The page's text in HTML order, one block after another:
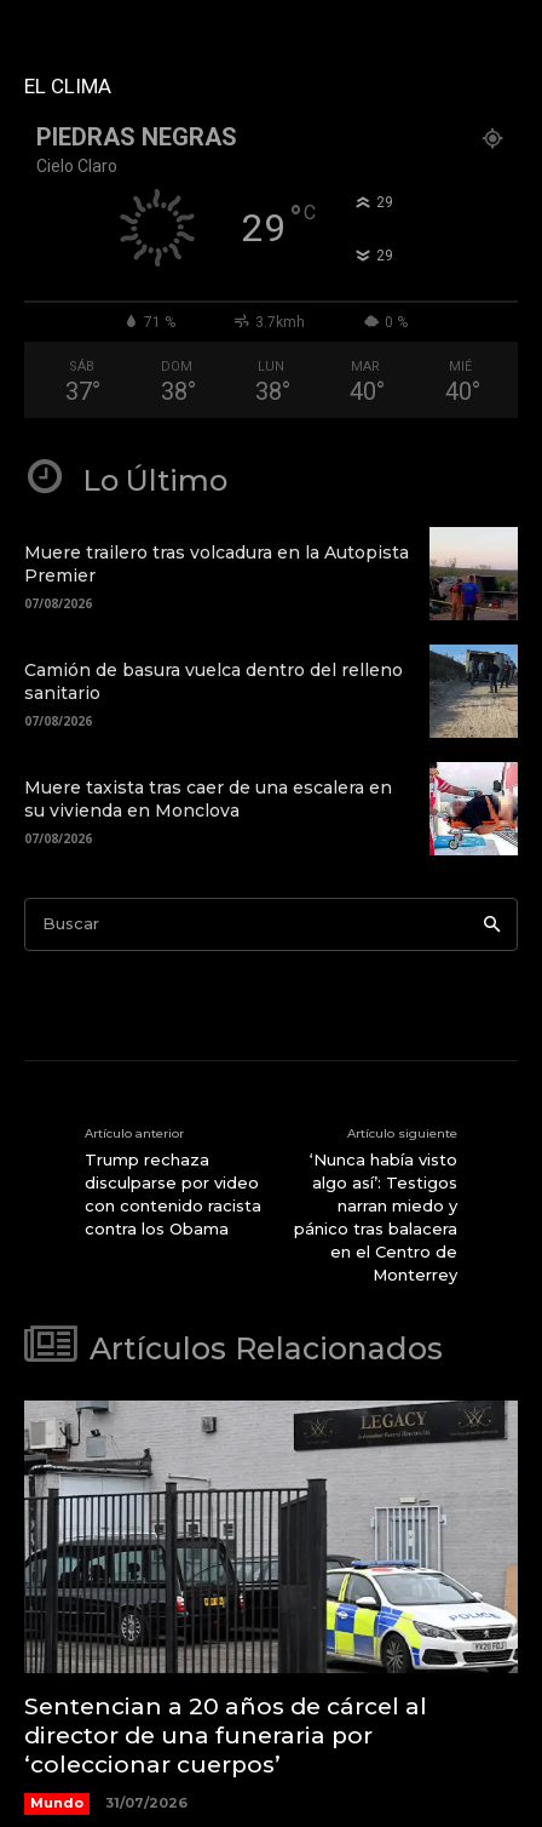
EL CLIMA
PIEDRAS NEGRAS
Cielo Claro
29 °C 29
29
71 % 3.7kmh 0 %
SÁB
37°
DOM
38°
LUN
38°
MAR
40°
MIÉ
40°
Lo Último
Muere trailero tras volcadura en la Autopista
Premier
07/08/2026
Camión de basura vuelca dentro del relleno
sanitario
07/08/2026
Muere taxista tras caer de una escalera en
su vivienda en Monclova
07/08/2026
Buscar
Artículo anterior
Trump rechaza
disculparse por video
con contenido racista
contra los Obama
Artículo siguiente
‘Nunca había visto
algo así’: Testigos
narran miedo y
pánico tras balacera
en el Centro de
Monterrey
Artículos Relacionados
Sentencian a 20 años de cárcel al
director de una funeraria por
‘coleccionar cuerpos’
Mundo 31/07/2026